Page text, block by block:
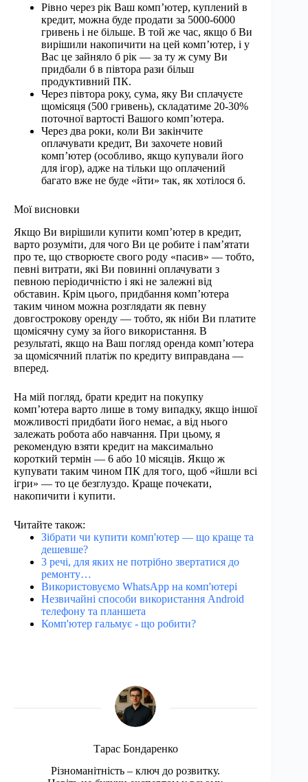
Рівно через рік Ваш комп’ютер, куплений в
кредит, можна буде продати за 5000-6000
гривень і не більше. В той же час, якщо б Ви
вирішили накопичити на цей комп’ютер, і у
Вас це зайняло б рік — за ту ж суму Ви
придбали б в півтора рази більш
продуктивний ПК.
Через півтора року, сума, яку Ви сплачуєте
щомісяця (500 гривень), складатиме 20-30%
поточної вартості Вашого комп’ютера.
Через два роки, коли Ви закінчите
оплачувати кредит, Ви захочете новий
комп’ютер (особливо, якщо купували його
для ігор), адже на тільки що оплачений
багато вже не буде «йти» так, як хотілося б.
Мої висновки
Якщо Ви вирішили купити комп’ютер в кредит,
варто розуміти, для чого Ви це робите і пам’ятати
про те, що створюєте свого роду «пасив» — тобто,
певні витрати, які Ви повинні оплачувати з
певною періодичністю і які не залежні від
обставин. Крім цього, придбання комп’ютера
таким чином можна розглядати як певну
довгострокову оренду — тобто, як ніби Ви платите
щомісячну суму за його використання. В
результаті, якщо на Ваш погляд оренда комп’ютера
за щомісячний платіж по кредиту виправдана —
вперед.
На мій погляд, брати кредит на покупку
комп’ютера варто лише в тому випадку, якщо іншої
можливості придбати його немає, а від нього
залежать робота або навчання. При цьому, я
рекомендую взяти кредит на максимально
короткий термін — 6 або 10 місяців. Якщо ж
купувати таким чином ПК для того, щоб «йшли всі
ігри» — то це безглуздо. Краще почекати,
накопичити і купити.
Читайте також:
Зібрати чи купити комп'ютер — що краще та
дешевше?
3 речі, для яких не потрібно звертатися до
ремонту…
Використовуємо WhatsApp на комп'ютері
Незвичайні способи використання Android
телефону та планшета
Комп'ютер гальмує - що робити?
Тарас Бондаренко
Різноманітність – ключ до розвитку.